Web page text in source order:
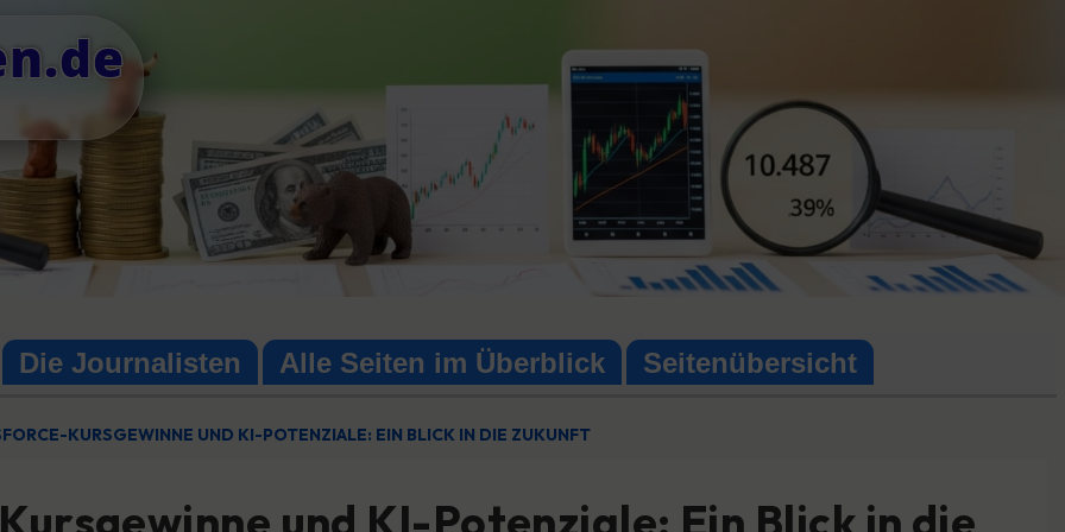
Die Journalisten Alle Seiten im Überblick Seitenübersicht
KURSGEWINNE UND KI-POTENZIALE: EIN BLICK IN DIE ZUKUNFT